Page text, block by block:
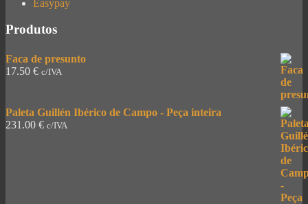
Easypay
Produtos
Faca de presunto
17.50 € c/IVA
Paleta Guillén Ibérico de Campo - Peça inteira
231.00 € c/IVA